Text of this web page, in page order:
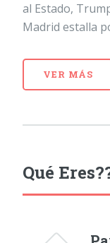
al Estado,
Madrid estalla
VER MÁS
Qué